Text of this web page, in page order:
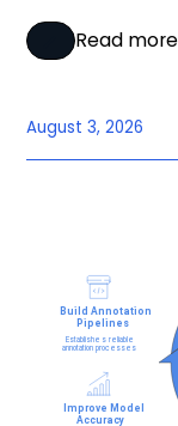
Read more
August 3, 2026